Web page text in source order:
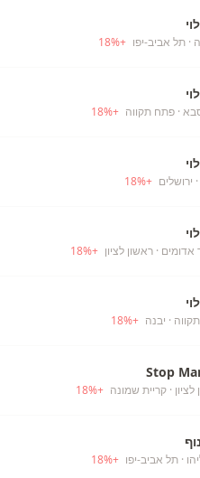
· תל אביב-יפו +
18%
· פתח תקווה +
18%
· ירושלים +
18%
אדומים · ראשון לציון +
18%
· יבנה +
18%
Stop
· קריית שמונה +
18%
· תל אביב-יפו +
18%